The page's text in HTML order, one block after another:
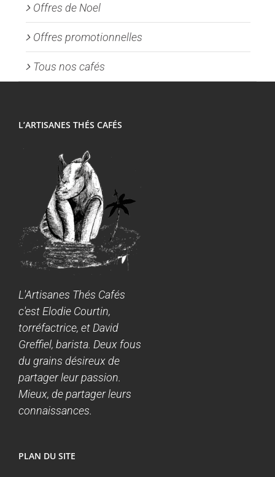
Offres de Noel
Offres promotionnelles
Tous nos cafés
L’ARTISANES THÉS CAFÉS
L'Artisanes Thés Cafés
c'est Elodie Courtin,
torréfactrice, et David
Greffiel, barista. Deux fous
du grains désireux de
partager leur passion.
Mieux, de partager leurs
connaissances.
PLAN DU SITE